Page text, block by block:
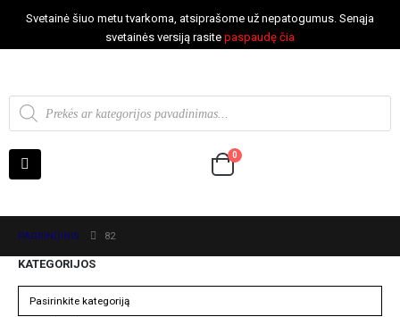
Svetainė šiuo metu tvarkoma, atsiprašome už nepatogumus. Senąja
svetainės versiją rasite paspaudę čia
0
PAGRINDINIS 82
KATEGORIJOS